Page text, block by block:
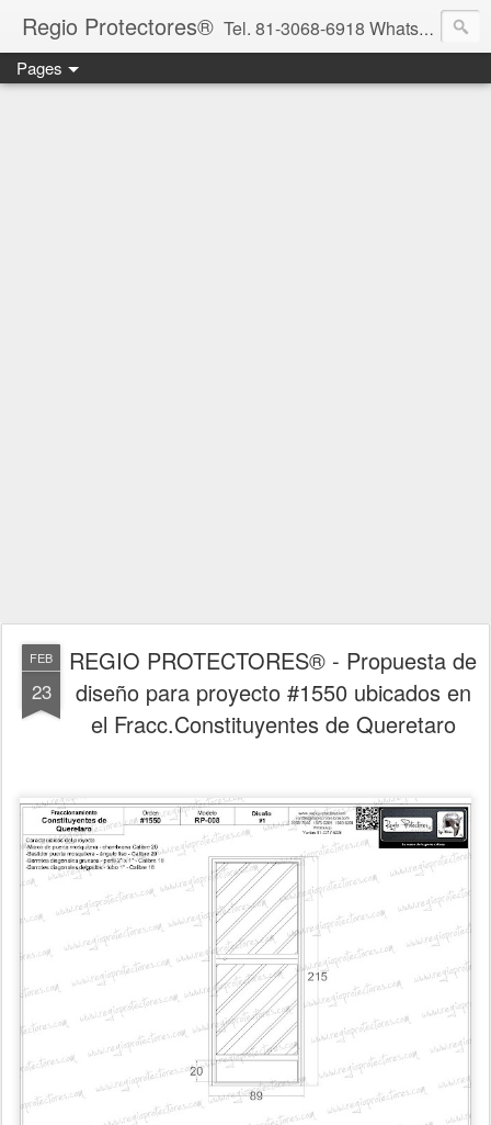
Regio Protectores® Tel. 81-3068-6918 WhatsApp 81-2636-2823 / 33-1145-3780 cotizacionregioprotectores@gmail.com / regioprotectores@gmail.com https://www.facebook.com/RegioProtectores/
Pages
FEB
23
REGIO PROTECTORES® - Propuesta de
diseño para proyecto #1550 ubicados en
el Fracc.Constituyentes de Queretaro